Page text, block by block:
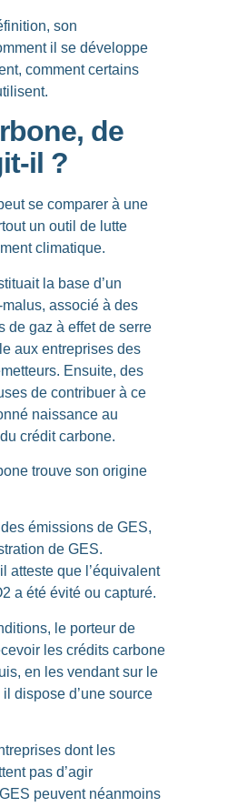
son
il se développe
comment certains
de
il ?
se comparer à une
unoutil de lutte
climatique.
la base d’un
malus, associé à des
de gaz à effet de serre
aux entreprises des
Ensuite, des
de contribuer à ce
naissance au
crédit carbone.
trouve son origine
émissions de GES,
de GES.
atteste que l’équivalent
a été évité ou capturé.
le porteur de
les crédits carbone
en les vendant sur le
dispose d’unesource
dont les
pas d’agir
peuvent néanmoins